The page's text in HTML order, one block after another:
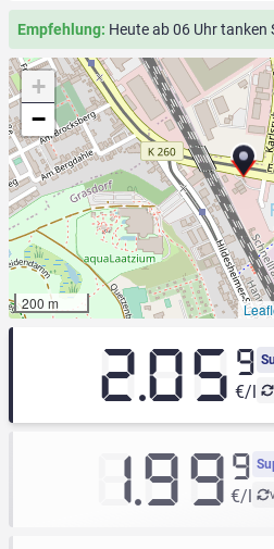
Empfehlung: Heute ab 06 Uhr
+
−
200 m
2.05 9
€/l
1.999
€/l